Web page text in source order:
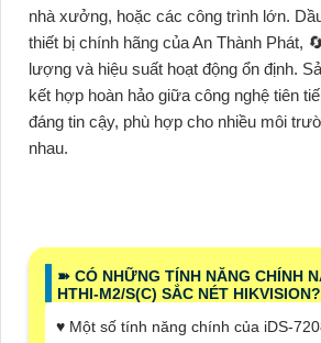
nhà xưởng, hoặc các công trình lớn.
thiết bị chính hãng của An Thành Phát, 🔄
lượng và hiệu suất hoạt động ổn định.
kết hợp hoàn hảo giữa công nghệ tiên
đáng tin cậy, phù hợp cho nhiều môi
nhau.
➽ CÓ NHỮNG TÍNH NĂNG CHÍNH
HTHI-M2/S(C) SẮC NÉT HIKVISION?
♥️ Một số tính năng chính của iDS-